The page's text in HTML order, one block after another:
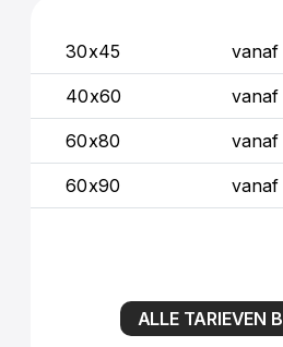
30x45
40x60
60x80
60x90
ALLE TARIEVEN